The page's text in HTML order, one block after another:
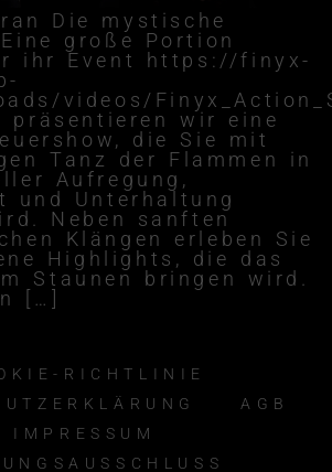
Die mystische
große Portion
ihr Event https://finyx-
videos/
präsentieren wir eine
die Sie mit
Tanz der Flammen in
Aufregung,
und Unterhaltung
Neben sanften
Klängen erleben Sie
Highlights, die das
Staunen bringen wird.
[…]
RICHTLINIE
AGB
IMPRESSUM